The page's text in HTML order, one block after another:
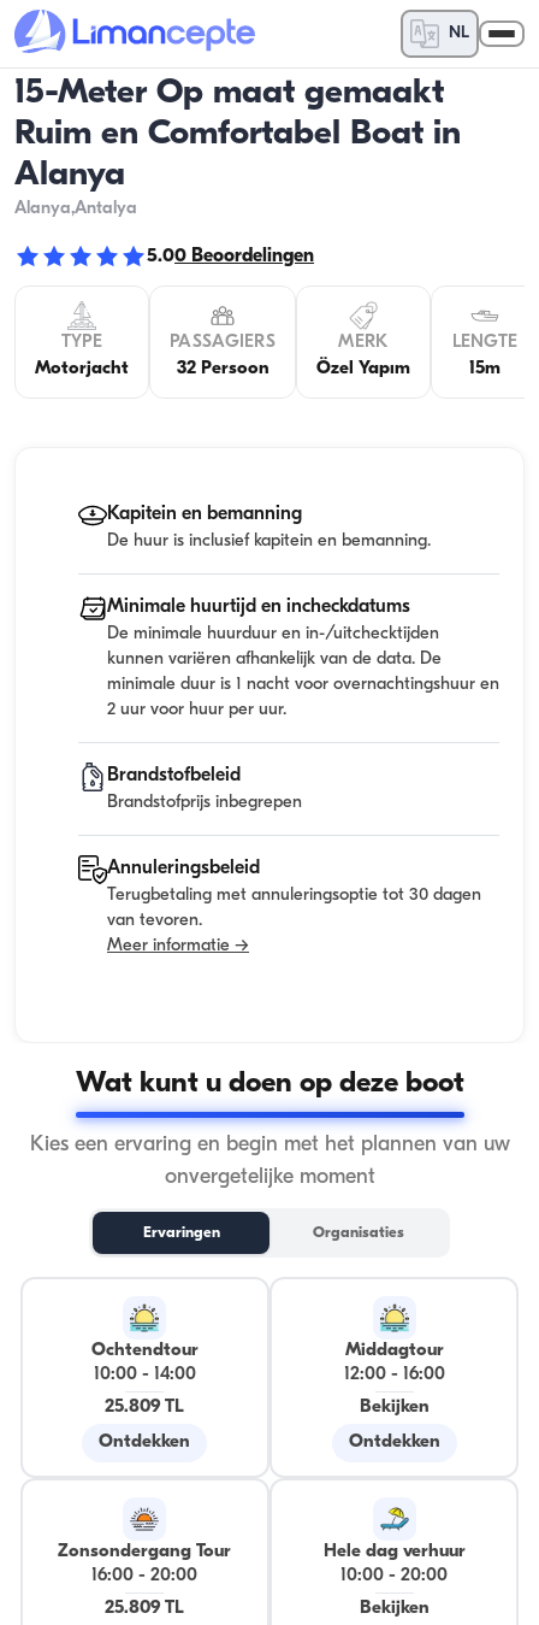
NL
15-Meter Op maat gemaakt
Ruim en Comfortabel Boat in
Alanya
Alanya,Antalya
5.00 Beoordelingen
TYPE
Motorjacht
PASSAGIERS
32 Persoon
MERK
Özel Yapım
LENGTE
15m
Kapitein en bemanning
De huur is inclusief kapitein en bemanning.
Minimale huurtijd en incheckdatums
De minimale huurduur en in-/uitchecktijden
kunnen variëren afhankelijk van de data. De
minimale duur is 1 nacht voor overnachtingshuur en
2 uur voor huur per uur.
Brandstofbeleid
Brandstofprijs inbegrepen
Annuleringsbeleid
Terugbetaling met annuleringsoptie tot 30 dagen
van tevoren.
Meer informatie →
Wat kunt u doen op deze boot
Kies een ervaring en begin met het plannen van uw
onvergetelijke moment
Ervaringen Organisaties
Ochtendtour
10:00-
14:00
25.809 TL
Ontdekken
Middagtour
12:00-
16:00
Bekijken
Ontdekken
Zonsondergang Tour
16:00 -20:00
25.809 TL
Hele dag verhuur
10:00 -20:00
Bekijken